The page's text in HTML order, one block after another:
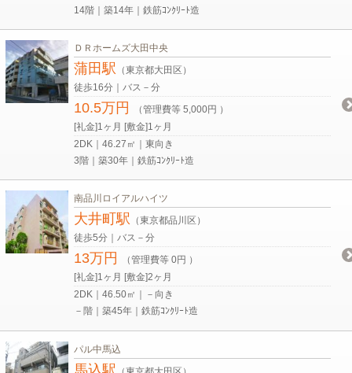
14階｜築14年｜鉄筋ｺﾝｸﾘｰﾄ造
ＤＲホームズ大田中央
蒲田駅 （東京都大田区）
徒歩16分｜バス－分
10.5万円
（管理費等 5,000円 ）
[礼金]1ヶ月 [敷金]1ヶ月
2DK｜46.27㎡｜東向き
3階｜築30年｜鉄筋ｺﾝｸﾘｰﾄ造
南品川ロイアルハイツ
大井町駅 （東京都品川区）
徒歩5分｜バス－分
13万円
（管理費等 0円 ）
[礼金]1ヶ月 [敷金]2ヶ月
2DK｜46.50㎡｜－向き
－階｜築45年｜鉄筋ｺﾝｸﾘｰﾄ造
パル中馬込
馬込駅